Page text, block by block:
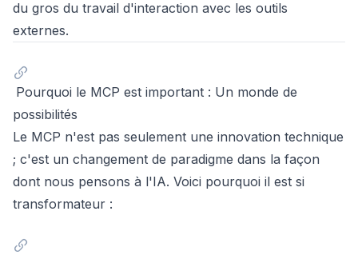
du gros du travail d'interaction avec les outils
externes.
Pourquoi le MCP est important : Un monde de
possibilités
Le MCP n'est pas seulement une innovation technique
; c'est un changement de paradigme dans la façon
dont nous pensons à l'IA. Voici pourquoi il est si
transformateur :